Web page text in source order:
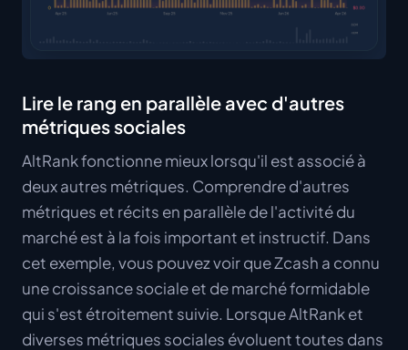
Lire le rang en parallèle avec d'autres
métriques sociales
AltRank fonctionne mieux lorsqu'il est associé à
deux autres métriques. Comprendre d'autres
métriques et récits en parallèle de l'activité du
marché est à la fois important et instructif. Dans
cet exemple, vous pouvez voir que Zcash a connu
une croissance sociale et de marché formidable
qui s'est étroitement suivie. Lorsque AltRank et
diverses métriques sociales évoluent toutes dans